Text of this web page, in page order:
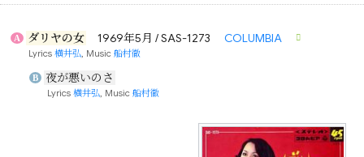
A ダリヤの女 1969年5月 / SAS-1273 COLUMBIA
Lyrics横井弘 , Music船村徹
B 夜が悪いのさ
Lyrics 横井弘, Music 船村徹